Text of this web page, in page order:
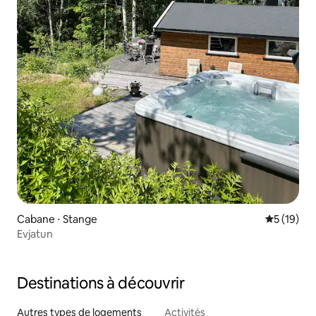
Cabane ⋅ Stange
5 (19)
Evjatun
Destinations à découvrir
Autres types de logements Activités